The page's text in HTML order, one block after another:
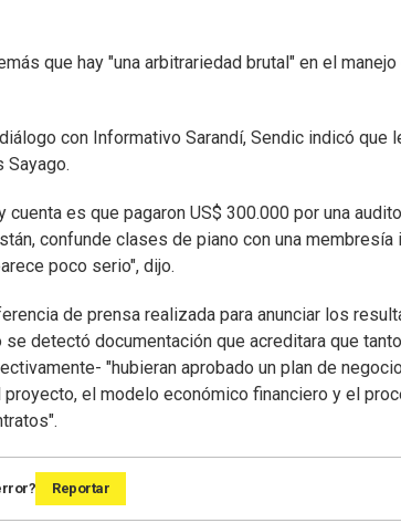
que hay "una arbitrariedad brutal" en el
con Informativo Sarandí, Sendic indicó
Sayago.
cuenta es que pagaron US$ 300.000 por una
confunde clases de piano con una
poco serio", dijo.
de prensa realizada para anunciar los
se detectó documentación que acreditara que
"hubieran aprobado un plan de
el modelo económico financiero y el
Reportar